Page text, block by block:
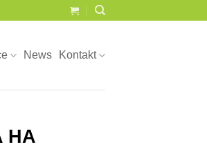
News Kontakt
HA